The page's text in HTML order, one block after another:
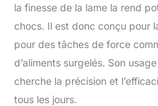
la finesse de la lame la rend
chocs. Il est donc conçu pour
pour des tâches de force
d’aliments surgelés. Son
cherche la précision et
tous les jours.